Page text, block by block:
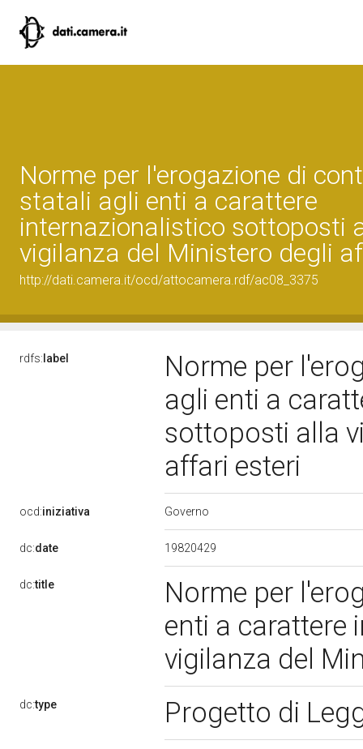
Norme per l'erogazione di
statali agli enti a carattere
internazionalistico sottoposti
vigilanza del Ministero degli
http://dati.camera.it/ocd/attocamera.rdf/ac08_3375
rdfs: label
Norme per
agli enti a
sottoposti alla
affari esteri
ocd:iniziativa Governo
dc:date 19820429
dc:title
Norme per
enti a carattere
vigilanza del
dc:type Progetto di